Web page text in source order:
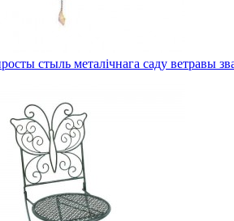
стыль металічнага саду ветравы